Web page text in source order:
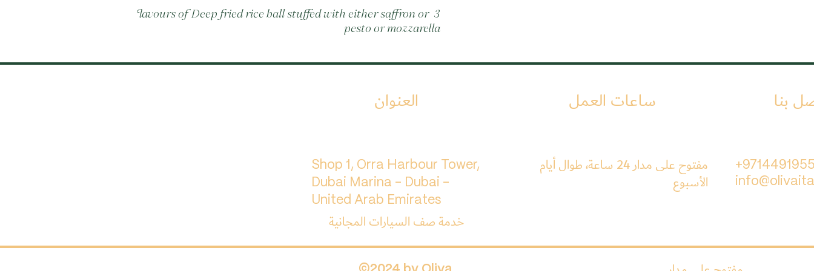
3 flavours of Deep fried rice ball stuffed with either saffron or
pesto or mozzarella
العنوان
Shop 1, Orra Harbour Tower,
Dubai Marina - Dubai -
United Arab Emirates
ساعات العمل بنا
مفتوح على مدار 24 ساعة، طوال أيام
الأسبوع
خدمة صف السيارات المجانية